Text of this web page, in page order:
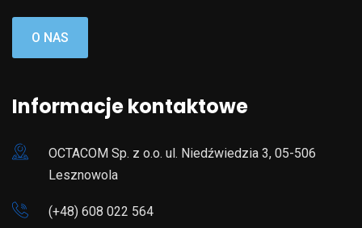
O NAS
Informacje kontaktowe
OCTACOM Sp. z o.o. ul. Niedźwiedzia 3, 05-506
Lesznowola
(+48) 608 022 564